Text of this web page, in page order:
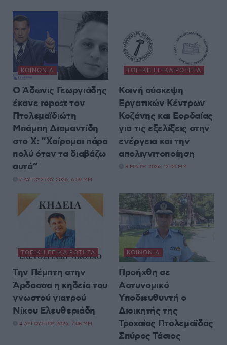
ΚΟΙΝΩΝΊΑ
Ο Άδωνις Γεωργιάδης
έκανε repost τον
Πτολεμαϊδιώτη
Μπάμπη Διαμαντίδη
στο X: “Χαίρομαι πάρα
πολύ όταν τα διαβάζω
αυτά”
7 ΑΥΓΟΎΣΤΟΥ 2026, 6:59 ΜΜ
ΤΟΠΙΚΉ ΕΠΙΚΑΙΡΌΤΗΤΑ
Κοινή σύσκεψη
Εργατικών Κέντρων
Κοζάνης και Εορδαίας
για τις εξελίξεις στην
ενέργεια και την
απολιγνιτοποίηση
8 ΜΑΪ́ΟΥ 2026, 12:00 ΜΜ
ΤΟΠΙΚΉ ΕΠΙΚΑΙΡΌΤΗΤΑ
Την Πέμπτη στην
Άρδασσα η κηδεία του
γνωστού γιατρού
Νίκου Ελευθεριάδη
4 ΑΥΓΟΎΣΤΟΥ 2026, 7:08 ΜΜ
ΚΟΙΝΩΝΊΑ
Προήχθη σε
Αστυνομικό
Υποδιευθυντή ο
Διοικητής της
Τροχαίας Πτολεμαΐδας
Σπύρος Τάσιος